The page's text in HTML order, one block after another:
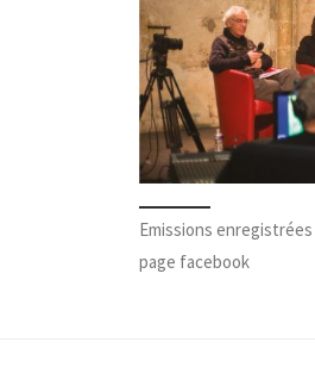
Emissions
page facebook